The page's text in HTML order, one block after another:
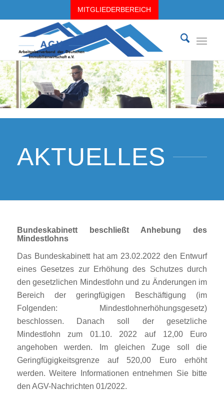
MITGLIEDERBEREICH
AKTUELLES
Bundeskabinett beschließt Anhebung des
Mindestlohns
Das Bundeskabinett hat am 23.02.2022 den Entwurf
eines Gesetzes zur Erhöhung des Schutzes durch
den gesetzlichen Mindestlohn und zu Änderungen im
Bereich der geringfügigen Beschäftigung (im
Folgenden: Mindestlohnerhöhungsgesetz)
beschlossen. Danach soll der gesetzliche
Mindestlohn zum 01.10. 2022 auf 12,00 Euro
angehoben werden. Im gleichen Zuge soll die
Geringfügigkeitsgrenze auf 520,00 Euro erhöht
werden. Weitere Informationen entnehmen Sie bitte
den AGV-Nachrichten 01/2022.